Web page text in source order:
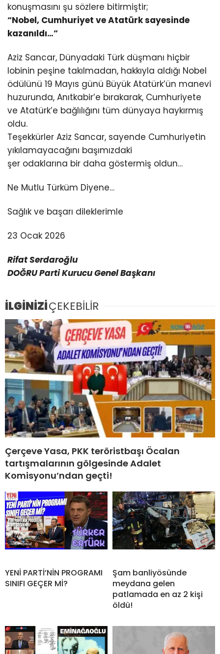
konuşmasını şu sözlere bitirmiştir;
“Nobel, Cumhuriyet ve Atatürk sayesinde
kazanıldı…”
Aziz Sancar, Dünyadaki Türk düşmanı hiçbir
lobinin peşine takılmadan, hakkıyla aldığı Nobel
ödülünü 19 Mayıs günü Büyük Atatürk’ün manevi
huzurunda, Anıtkabir’e bırakarak, Cumhuriyete
ve Atatürk’e bağlılığını tüm dünyaya haykırmış
oldu.
Teşekkürler Aziz Sancar, sayende Cumhuriyetin
yıkılamayacağını başımızdaki
şer odaklarına bir daha göstermiş oldun…
Ne Mutlu Türküm Diyene…
Sağlık ve başarı dileklerimle
23 Ocak 2026
Rifat Serdaroğlu
DOĞRU Parti Kurucu Genel Başkanı
İLGİNİZİÇEKEBİLİR
Çerçeve Yasa, PKK teröristbaşı Öcalan
tartışmalarının gölgesinde Adalet
Komisyonu’ndan geçti!
YENİ PARTİ’NİN PROGRAMI
SINIFI GEÇER Mİ?
Şam banliyösünde
meydana gelen
patlamada en az 2 kişi
öldü!